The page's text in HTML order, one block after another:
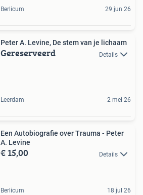
Berlicum 29 jun 26
Peter A. Levine, De stem van je lichaam
Gereserveerd Details
Leerdam 2 mei 26
Een Autobiografie over Trauma - Peter
A. Levine
€ 15,00 Details
Berlicum 18 jul 26